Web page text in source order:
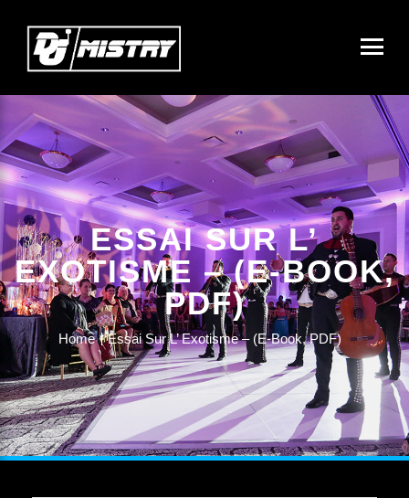
ESSAI SUR L’
EXOTISME – (E-BOOK,
PDF)
Home Essai Sur L’ Exotisme – (E-Book, PDF)